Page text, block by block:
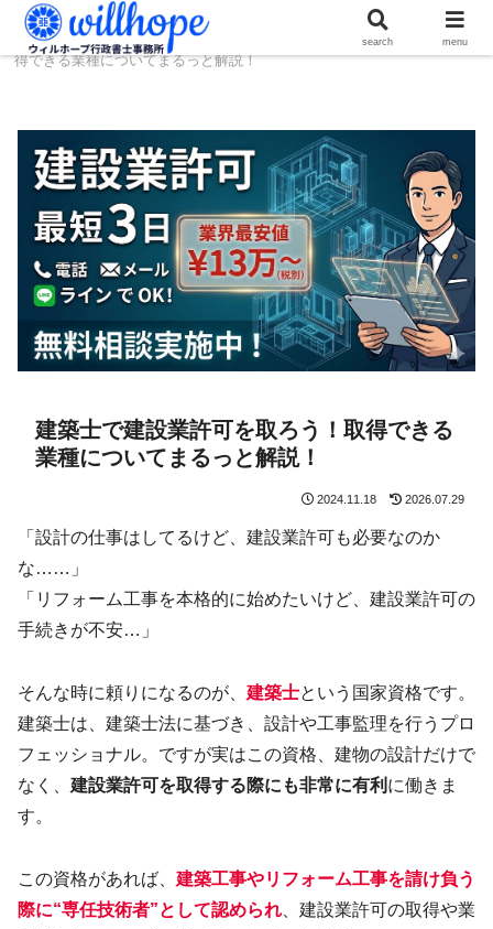
ホーム 建設コラム
建築士で建設業許可を取ろう！取
得できる業種についてまるっと解説！
建築士で建設業許可を取ろう！取得できる
業種についてまるっと解説！
2024.11.18 2026.07.29
「設計の仕事はしてるけど、建設業許可も必要なのか
な……」
「リフォーム工事を本格的に始めたいけど、建設業許可の
手続きが不安…」
そんな時に頼りになるのが、 建築士という国家資格です。
建築士は、建築士法に基づき、設計や工事監理を行うプロ
フェッショナル。ですが実はこの資格、建物の設計だけで
なく、 建設業許可を取得する際にも非常に有利 に働きま
す。
この資格があれば、 建築工事やリフォーム工事を請け負う
際に“専任技術者”として認められ 、建設業許可の取得や業
search menu